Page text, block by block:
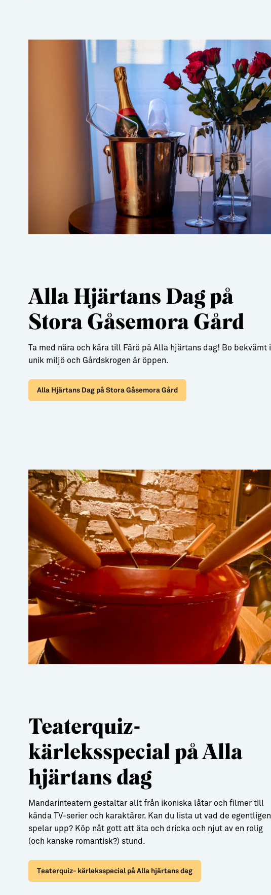
Alla Hjärtans Dag på
Stora Gåsemora Gård
Ta med nära och kära till Fårö på Alla hjärtans dag! Bo bekvämt i
unik miljö och Gårdskrogen är öppen.
Alla Hjärtans Dag på Stora Gåsemora Gård
Teaterquiz-
kärleksspecial på Alla
hjärtans dag
Mandarinteatern gestaltar allt från ikoniska låtar och filmer till
kända TV-serier och karaktärer. Kan du lista ut vad de egentligen
spelar upp? Köp nåt gott att äta och dricka och njut av en rolig
(och kanske romantisk?) stund.
Teaterquiz- kärleksspecial på Alla hjärtans dag